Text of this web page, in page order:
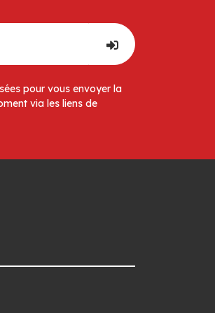
pour vous envoyer la
via les liens de